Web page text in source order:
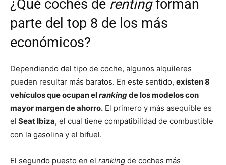
¿Qué coches de rentingforman
parte del top 8 de los más
económicos?
Dependiendo del tipo de coche, algunos alquileres
pueden resultar más baratos. En este sentido, existen 8
vehículos que ocupan elrankingde los modelos con
mayor margen de ahorro. El primero y más asequible es
el Seat Ibiza, el cual tiene compatibilidad de combustible
con la gasolina y el bifuel.
El segundo puesto en el ranking de coches más